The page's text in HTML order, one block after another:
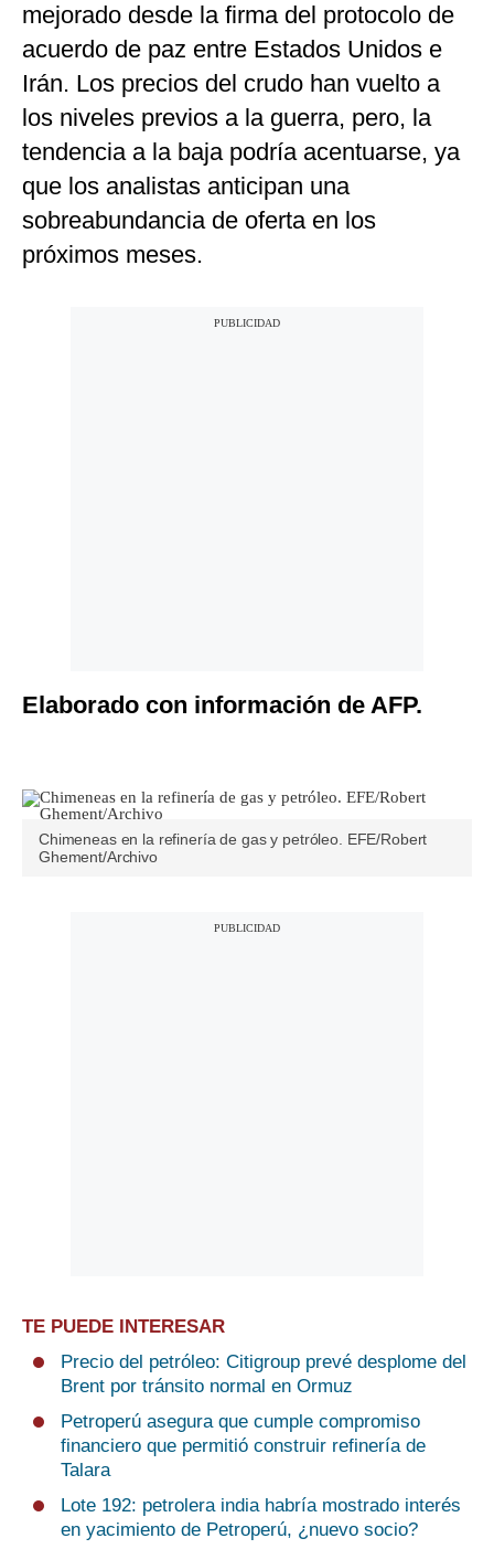
mejorado desde la firma del protocolo de
acuerdo de paz entre Estados Unidos e
Irán. Los precios del crudo han vuelto a
los niveles previos a la guerra, pero, la
tendencia a la baja podría acentuarse, ya
que los analistas anticipan una
sobreabundancia de oferta en los
próximos meses.
Elaborado con información de AFP.
Chimeneas en la refinería de gas y petróleo. EFE/Robert
Ghement/Archivo
TE PUEDE INTERESAR
Precio del petróleo: Citigroup prevé desplome del
Brent por tránsito normal en Ormuz
Petroperú asegura que cumple compromiso
financiero que permitió construir refinería de
Talara
Lote 192: petrolera india habría mostrado interés
en yacimiento de Petroperú, ¿nuevo socio?